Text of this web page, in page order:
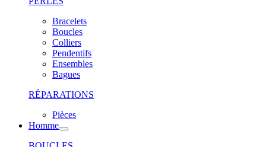
Bracelets
Boucles
Colliers
Pendentifs
Ensembles
Bagues
RÉPARATIONS
Pièces
Homme